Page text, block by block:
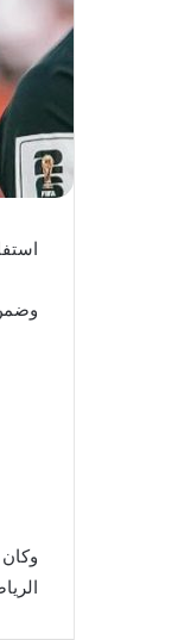
استفاد فريق